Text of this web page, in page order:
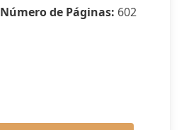
Número de Páginas: 602